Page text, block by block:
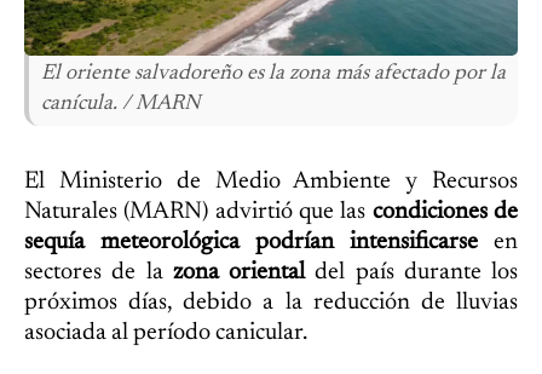
El oriente salvadoreño es la zona más afectado por la
canícula. / MARN
El Ministerio de Medio Ambiente y Recursos
Naturales (MARN) advirtió que las condiciones de
sequía meteorológica podrían intensificarse en
sectores de la zona orientaldel país durante los
próximos días, debido a la reducción de lluvias
asociada al período canicular.